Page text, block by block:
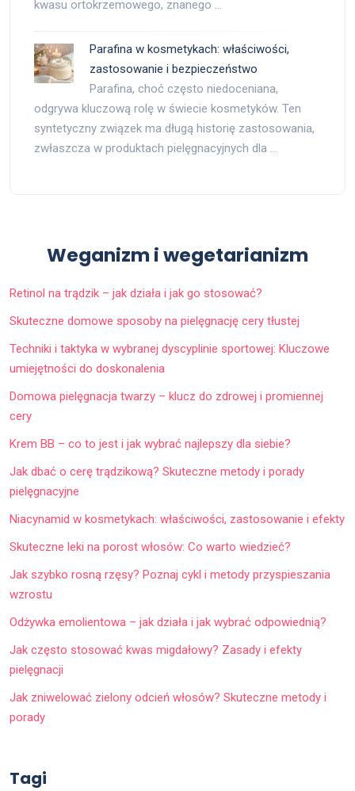
kwasu ortokrzemowego, znanego …
Parafina w kosmetykach: właściwości,
zastosowanie i bezpieczeństwo
Parafina, choć często niedoceniana,
odgrywa kluczową rolę w świecie kosmetyków. Ten
syntetyczny związek ma długą historię zastosowania,
zwłaszcza w produktach pielęgnacyjnych dla …
Weganizm i wegetarianizm
Retinol na trądzik – jak działa i jak go stosować?
Skuteczne domowe sposoby na pielęgnację cery tłustej
Techniki i taktyka w wybranej dyscyplinie sportowej: Kluczowe
umiejętności do doskonalenia
Domowa pielęgnacja twarzy – klucz do zdrowej i promiennej
cery
Krem BB – co to jest i jak wybrać najlepszy dla siebie?
Jak dbać o cerę trądzikową? Skuteczne metody i porady
pielęgnacyjne
Niacynamid w kosmetykach: właściwości, zastosowanie i efekty
Skuteczne leki na porost włosów: Co warto wiedzieć?
Jak szybko rosną rzęsy? Poznaj cykl i metody przyspieszania
wzrostu
Odżywka emolientowa – jak działa i jak wybrać odpowiednią?
Jak często stosować kwas migdałowy? Zasady i efekty
pielęgnacji
Jak zniwelować zielony odcień włosów? Skuteczne metody i
porady
Tagi